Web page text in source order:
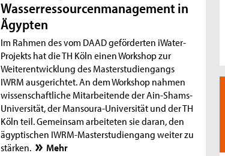
Wasserressourcenmanagement in
Ägypten
Im Rahmen des vom DAAD geförderten iWater-
Projekts hat die TH Köln einen Workshop zur
Weiterentwicklung des Masterstudiengangs
IWRM ausgerichtet. An dem Workshop nahmen
wissenschaftliche Mitarbeitende der Ain-Shams-
Universität, der Mansoura-Universität und der TH
Köln teil. Gemeinsam arbeiteten sie daran, den
ägyptischen IWRM-Masterstudiengang weiter zu
stärken.
Mehr